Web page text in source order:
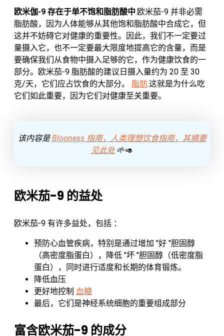
欧米伽-9 存在于单不饱和脂肪酸中.欧米茄-9 并非必需
脂肪酸，因为人体能够从其他饱和脂肪酸中合成它，但
这并不妨碍它对健康的重要性。因此，我们不一定要过
量摄入它，也不一定要最大限度地提高它的含量，而是
要确保我们从食物中摄入足够的它，作为健康饮食的一
部分。欧米茄-9 脂肪酸的建议日摄入量约为 20 至 30
克/天，它们应占饮食的大部分。 脂肪.这就是为什么吃
它们如此重要，因为它们对健康至关重要。
该内容是Blooness 指南，人类理想饮食指南，其摘要
见此处 🌱🥑
欧米茄-9 的益处
欧米茄-9 有许多益处，包括 ：
预防心血管疾病，特别是通过增加 "好 "胆固醇
（高密度脂蛋白），降低 "坏 "胆固醇（低密度脂
蛋白），同时进行适度和长期的体育锻炼。
降低血压
更好地控制 血糖
最后，它们是神经系统细胞的重要组成部分
富含欧米茄-9 的成分